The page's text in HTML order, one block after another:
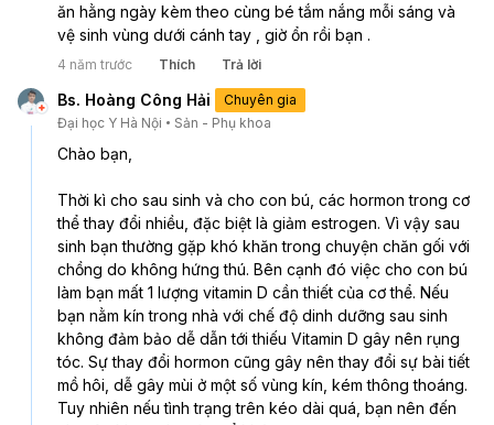
ăn hằng ngày kèm theo cùng bé tắm nắng mỗi sáng và
vệ sinh vùng dưới cánh tay , giờ ổn rồi bạn .
4 năm trước Thích Trả lời
Bs. Hoàng Công Hải
Chuyên gia
Đại học Y Hà Nội
Sản - Phụ khoa
Chào bạn,
Thời kì cho sau sinh và cho con bú, các hormon trong cơ
thể thay đổi nhiều, đặc biệt là giảm estrogen. Vì vậy sau
sinh bạn thường gặp khó khăn trong chuyện chăn gối với
chồng do không hứng thú. Bên cạnh đó việc cho con bú
làm bạn mất 1 lượng vitamin D cần thiết của cơ thể. Nếu
bạn nằm kín trong nhà với chế độ dinh dưỡng sau sinh
không đảm bảo dễ dẫn tới thiếu Vitamin D gây nên rụng
tóc. Sự thay đổi hormon cũng gây nên thay đổi sự bài tiết
mồ hôi, dễ gây mùi ở một số vùng kín, kém thông thoáng.
Tuy nhiên nếu tình trạng trên kéo dài quá, bạn nên đến